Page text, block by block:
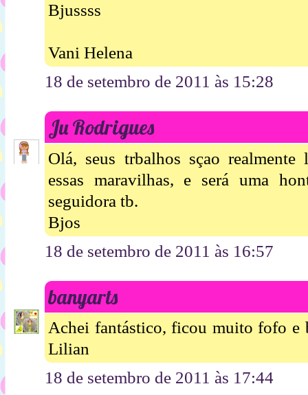
Bjussss
Vani Helena
18 de setembro de 2011 às 15:28
Ju Rodrigues
Olá, seus trbalhos sçao
essas maravilhas, e será uma
seguidora tb.
Bjos
18 de setembro de 2011 às 16:57
banyarts
Achei fantástico, ficou muito fofo e
Lilian
18 de setembro de 2011 às 17:44